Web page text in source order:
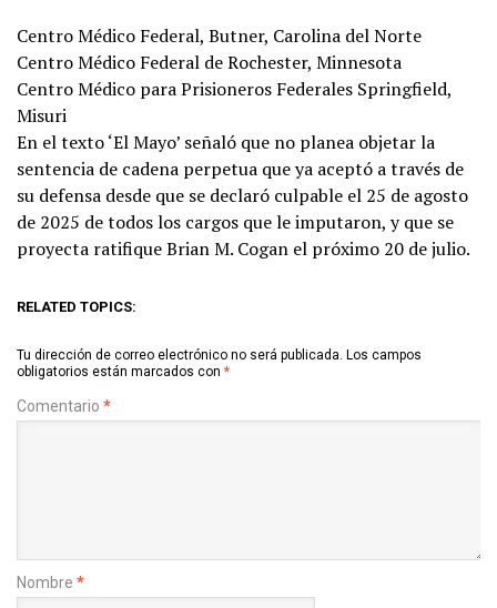
Centro Médico Federal, Butner, Carolina del Norte
Centro Médico Federal de Rochester, Minnesota
Centro Médico para Prisioneros Federales Springfield,
Misuri
En el texto ‘El Mayo’ señaló que no planea objetar la
sentencia de cadena perpetua que ya aceptó a través de
su defensa desde que se declaró culpable el 25 de agosto
de 2025 de todos los cargos que le imputaron, y que se
proyecta ratifique Brian M. Cogan el próximo 20 de julio.
RELATED TOPICS:
Tu dirección de correo electrónico no será publicada. Los campos
obligatorios están marcados con *
Comentario *
Nombre *